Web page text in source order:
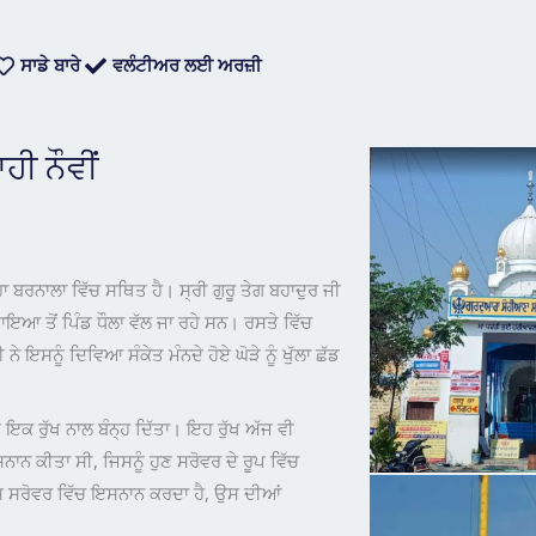
ਸਾਡੇ ਬਾਰੇ ਵਲੰਟੀਅਰ ਲਈ ਅਰਜ਼ੀ
ਨੌਵੀਂ
ਬਰਨਾਲਾ ਵਿੱਚ ਸਥਿਤ ਹੈ। ਸ੍ਰੀ ਗੁਰੂ ਤੇਗ ਬਹਾਦੁਰ ਜੀ
ਤੋਂ ਪਿੰਡ ਧੌਲਾ ਵੱਲ ਜਾ ਰਹੇ ਸਨ। ਰਸਤੇ ਵਿੱਚ
ਨੇ ਇਸਨੂੰ ਦਿਵਿਆ ਸੰਕੇਤ ਮੰਨਦੇ ਹੋਏ ਘੋੜੇ ਨੂੰ ਖੁੱਲਾ ਛੱਡ
ਰੁੱਖ ਨਾਲ ਬੰਨ੍ਹ ਦਿੱਤਾ। ਇਹ ਰੁੱਖ ਅੱਜ ਵੀ
ਕੀਤਾ ਸੀ, ਜਿਸਨੂੰ ਹੁਣ ਸਰੋਵਰ ਦੇ ਰੂਪ ਵਿੱਚ
ਸਰੋਵਰ ਵਿੱਚ ਇਸਨਾਨ ਕਰਦਾ ਹੈ, ਉਸ ਦੀਆਂ